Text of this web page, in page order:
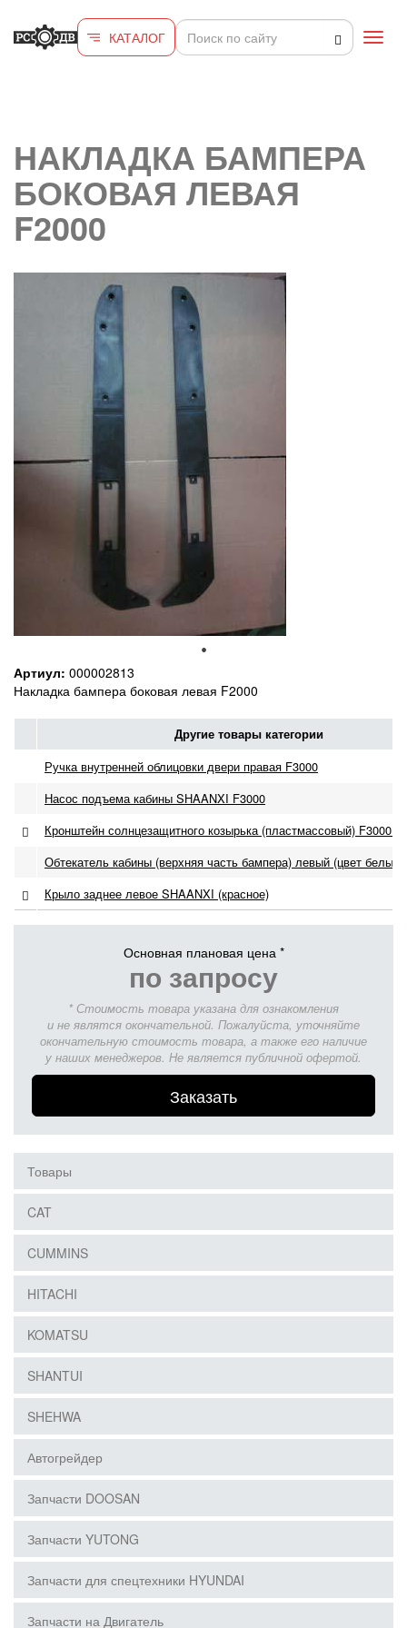
КАТАЛОГ
НАКЛАДКА БАМПЕРА
БОКОВАЯ ЛЕВАЯ
F2000
Артиул: 000002813
Накладка бампера боковая левая F2000
Другие товары категории
Ручка внутренней облицовки двери правая F3000
Насос подъема кабины SHAANXI F3000
Кронштейн солнцезащитного козырька (пластмассовый) F3000
Обтекатель кабины (верхняя часть бампера) левый (цвет белый)
Крыло заднее левое SHAANXI (красное)
Основная плановая цена *
по запросу
* Стоимость товара указана для ознакомления
и не являтся окончательной. Пожалуйста, уточняйте
окончательную стоимость товара, а также его наличие
у наших менеджеров. Не является публичной офертой.
Заказать
Товары
CAT
CUMMINS
HITACHI
KOMATSU
SHANTUI
SHEHWA
Автогрейдер
Запчасти DOOSAN
Запчасти YUTONG
Запчасти для спецтехники HYUNDAI
Запчасти на Двигатель